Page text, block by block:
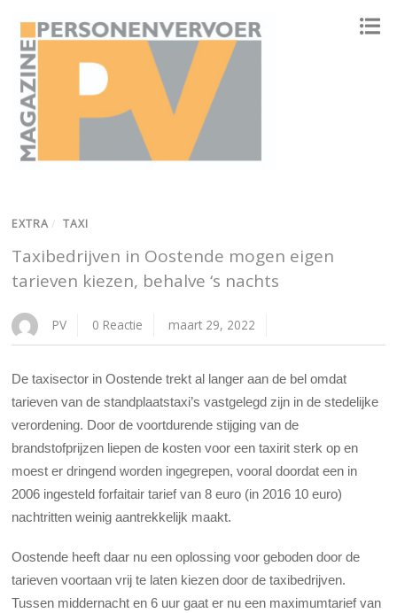
EXTRA / TAXI
Taxibedrijven in Oostende mogen eigen
tarieven kiezen, behalve ‘s nachts
PV 0 Reactie maart 29, 2022
De taxisector in Oostende trekt al langer aan de bel omdat
tarieven van de standplaatstaxi’s vastgelegd zijn in de stedelijke
verordening. Door de voortdurende stijging van de
brandstofprijzen liepen de kosten voor een taxirit sterk op en
moest er dringend worden ingegrepen, vooral doordat een in
2006 ingesteld forfaitair tarief van 8 euro (in 2016 10 euro)
nachtritten weinig aantrekkelijk maakt.
Oostende heeft daar nu een oplossing voor geboden door de
tarieven voortaan vrij te laten kiezen door de taxibedrijven.
Tussen middernacht en 6 uur gaat er nu een maximumtarief van